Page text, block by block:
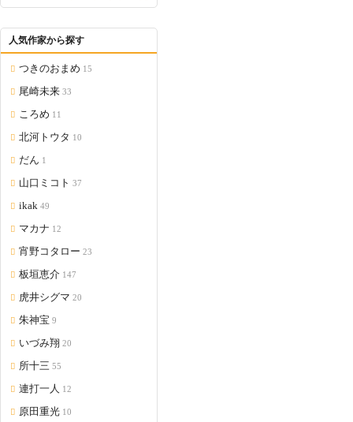
人気作家から探す
つきのおまめ 15
尾崎未来 33
ころめ 11
北河トウタ 10
だん 1
山口ミコト 37
ikak 49
マカナ 12
宵野コタロー 23
板垣恵介 147
虎井シグマ 20
朱神宝 9
いづみ翔 20
所十三 55
連打一人 12
原田重光 10